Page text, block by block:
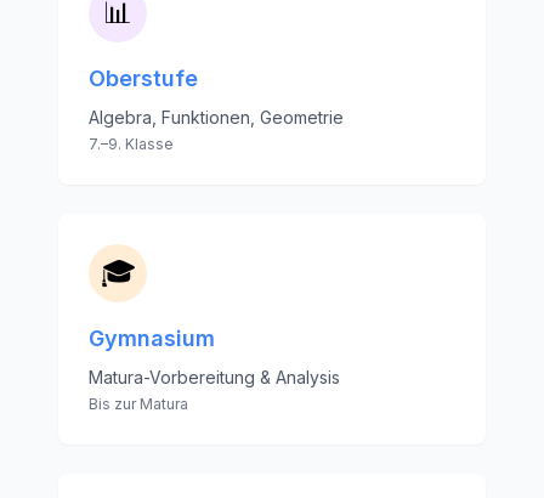
📊
Oberstufe
Algebra, Funktionen, Geometrie
7.–9. Klasse
🎓
Gymnasium
Matura-Vorbereitung & Analysis
Bis zur Matura